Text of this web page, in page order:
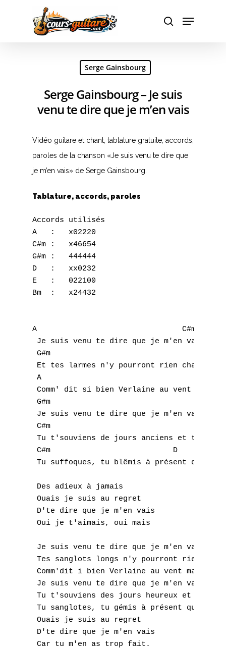
Hit enter to search or ESC to close
Serge Gainsbourg
Serge Gainsbourg – Je suis
venu te dire que je m’en vais
Vidéo guitare et chant, tablature gratuite, accords,
paroles de la chanson «Je suis venu te dire que
je m’en vais» de Serge Gainsbourg.
Tablature, accords, paroles
Accords utilisés
A   :   x02220
C#m :   x46654
G#m :   444444
D   :   xx0232
E   :   022100
Bm  :   x24432
A                                C#m
Je suis venu te dire que je m'en vais
G#m                                 D
Et tes larmes n'y pourront rien changer
A
Comm' dit si bien Verlaine au vent
G#m                                D   E
Je suis venu te dire que je m'en vais
C#m
Tu t'souviens de jours anciens et tu
C#m                           D
Tu suffoques, tu blêmis à présent qu'a
Des adieux à jamais
Ouais je suis au regret
D'te dire que je m'en vais
Oui je t'aimais, oui mais
Je suis venu te dire que je m'en vais
Tes sanglots longs n'y pourront rien
Comm'dit i bien Verlaine au vent mauvais
Je suis venu te dire que je m'en vais
Tu t'souviens des jours heureux et tu
Tu sanglotes, tu gémis à présent qu'a
Ouais je suis au regret
D'te dire que je m'en vais
Car tu m'en as trop fait.
A
B
C